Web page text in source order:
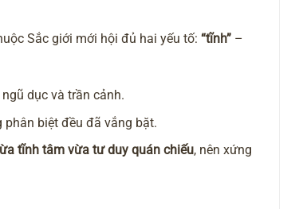
Sắc giới mới hội đủ hai yếu tố: “tĩnh” –
dục và trần cảnh.
phân biệt đều đã vắng bặt.
tĩnh tâm vừa tư duy quán chiếu, nên xứng